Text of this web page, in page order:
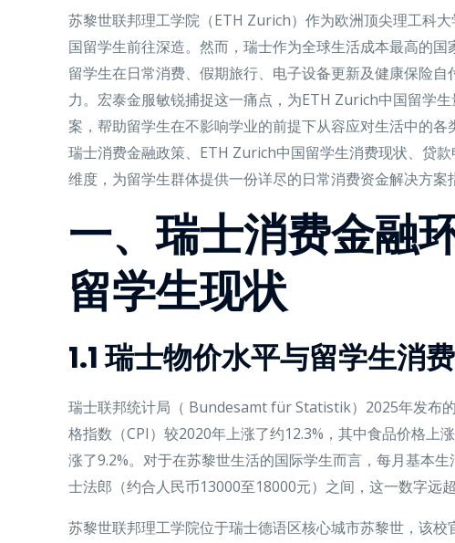
苏黎世联邦理工学院（ETH Zurich）作为欧洲顶尖理工科
国留学生前往深造。然而，瑞士作为全球生活成本最高的
留学生在日常消费、假期旅行、电子设备更新及健康保险
力。宏泰金服敏锐捕捉这一痛点，为ETH Zurich中国留学
案，帮助留学生在不影响学业的前提下从容应对生活中的
瑞士消费金融政策、ETH Zurich中国留学生消费现状、贷
维度，为留学生群体提供一份详尽的日常消费资金解决方案
一、瑞士消费金融
留学生现状
1.1 瑞士物价水平与留学生消
瑞士联邦统计局（ Bundesamt für Statistik）2025年发布
格指数（CPI）较2020年上涨了约12.3%，其中食品价格上
涨了9.2%。对于在苏黎世生活的国际学生而言，每月基本
士法郎（约合人民币13000至18000元）之间，这一数字远超
苏黎世联邦理工学院位于瑞士德语区核心城市苏黎世，该